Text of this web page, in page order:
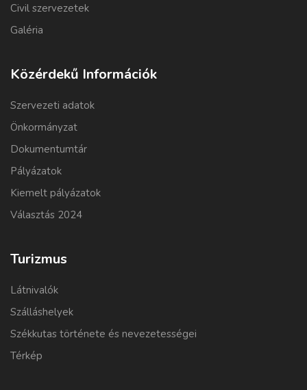
Civil szervezetek
Galéria
Közérdekű Információk
Szervezeti adatok
Önkormányzat
Dokumentumtár
Pályázatok
Kiemelt pályázatok
Választás 2024
Turizmus
Látnivalók
Szálláshelyek
Székkutas története és nevezetességei
Térkép